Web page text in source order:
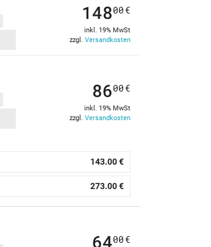
14800 €
inkl. 19% MwSt
zzgl. Versandkosten
8600 €
inkl. 19% MwSt
zzgl. Versandkosten
143.00 €
273.00 €
6400 €